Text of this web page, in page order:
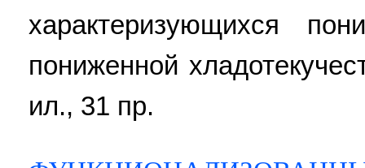
характеризующихся
пониженной
ил., 31 пр.